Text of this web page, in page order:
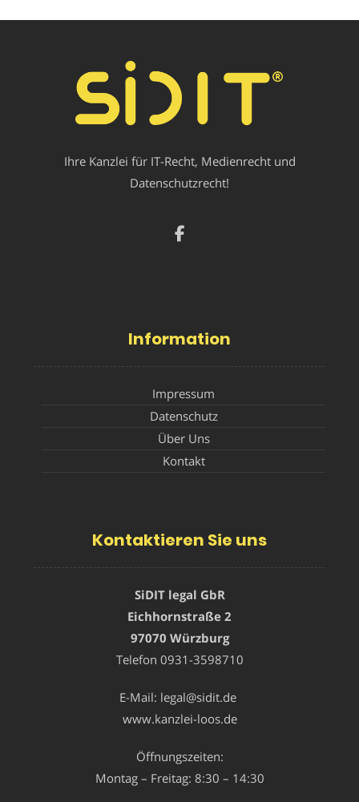
Ihre Kanzlei für IT-Recht, Medienrecht und
Datenschutzrecht!
Information
Impressum
Datenschutz
Über Uns
Kontakt
Kontaktieren Sie uns
SiDIT legal GbR
Eichhornstraße 2
97070 Würzburg
Telefon 0931-3598710
E-Mail: legal@sidit.de
www.kanzlei-loos.de
Öffnungszeiten:
Montag – Freitag: 8:30 – 14:30